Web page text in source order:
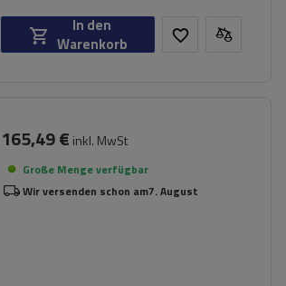
In den
Warenkorb
165,49 € inkl. MwSt
Große Menge verfügbar
Wir versenden schon am7. August